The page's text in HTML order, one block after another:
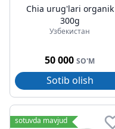
Chia urug'lari organik
300g
Узбекистан
50 000 SO'M
Sotib olish
sotuvda mavjud